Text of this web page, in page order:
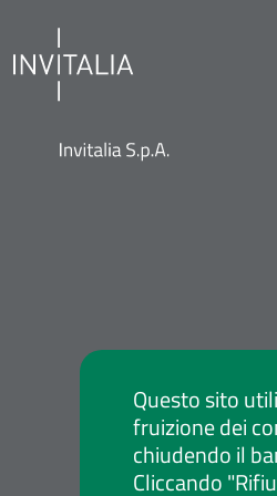
Questo sito
fruizione dei
chiudendo il
Cliccando